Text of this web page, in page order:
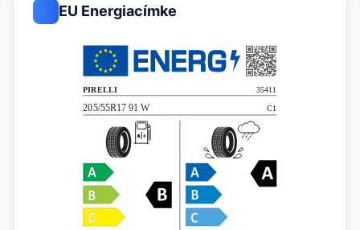
EU Energiacímke